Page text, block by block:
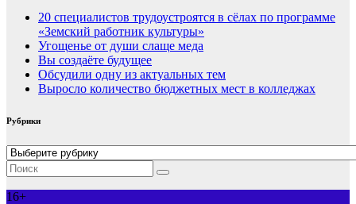
20 специалистов трудоустроятся в сёлах по программе
«Земский работник культуры»
Угощенье от души слаще меда
Вы создаёте будущее
Обсудили одну из актуальных тем
Выросло количество бюджетных мест в колледжах
Рубрики
Рубрики
16+